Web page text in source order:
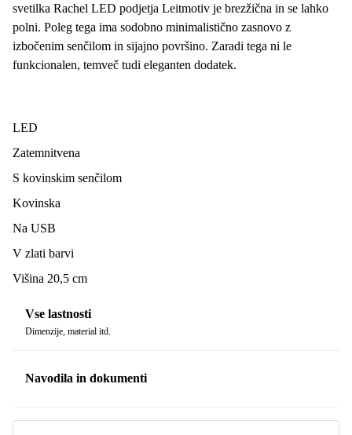
svetilka Rachel LED podjetja Leitmotiv je brezžična in se lahko
polni. Poleg tega ima sodobno minimalistično zasnovo z
izbočenim senčilom in sijajno površino. Zaradi tega ni le
funkcionalen, temveč tudi eleganten dodatek.
LED
Zatemnitvena
S kovinskim senčilom
Kovinska
Na USB
V zlati barvi
Višina 20,5 cm
Vse lastnosti
Dimenzije, material itd.
Navodila in dokumenti